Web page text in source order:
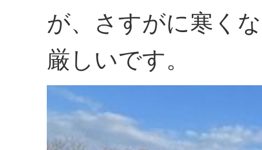
が、さすがに寒く
厳しいです。